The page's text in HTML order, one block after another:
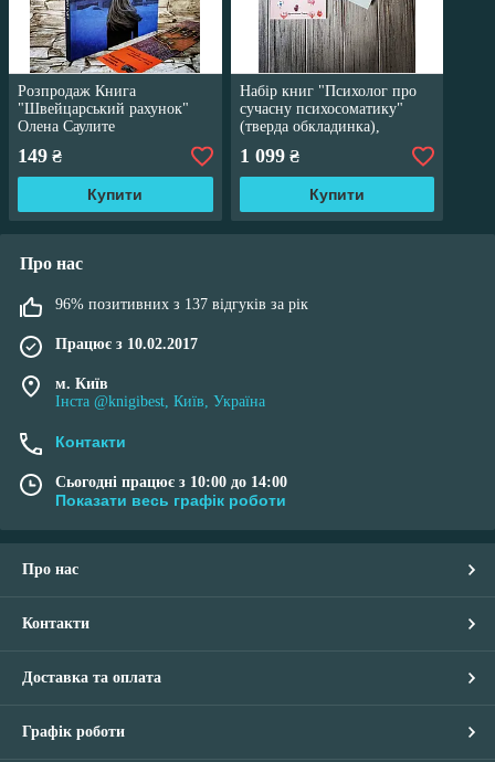
Розпродаж Книга
"Швейцарський рахунок"
Олена Саулите
149 ₴
Купити
Набір книг "Психолог про
сучасну психосоматику"
(тверда обкладинка),
Психосоматика" (м'яка
обкладинка)
1 099₴
Купити
Про нас
96% позитивних з 137 відгуків за рік
Працює з 10.02.2017
м. Київ
Інста @knigibest, Київ, Україна
Контакти
Сьогодні працює з 10:00 до 14:00
Показати весь графік роботи
Про нас
Контакти
Доставка та оплата
Графік роботи